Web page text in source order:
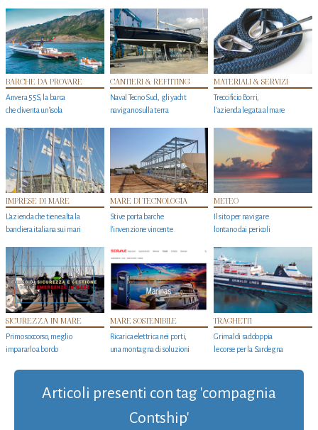
BARCHE DA PROVARE
Anvera 55S, la barca
che diventa un'isola
CANTIERI & REFITTING
Naval Tecno Sud, gli yacht
navigano sulla terra
MATERIALI & SERVIZI
Treccificio Borri,
l'azienda legata al mare
IMPRESE DI MARE
L'azienda che tiene alta la
bandiera italiana sui mari
MARE DI TECNOLOGIA
Stive porta barche
l'invenzione vincente
METEO
Il sito per navigare
lontano dai pericoli
SICUREZZA IN MARE
Primo soccorso, meglio
impararlo a bordo
MARE SOSTENIBILE
Ricarica elettrica nei porti,
una montagna di soluzioni
TRAGHETTI
Grimaldi raddoppia
le corse per la Sardegna
Articoli presenti con tag 'compagnia
Contship'